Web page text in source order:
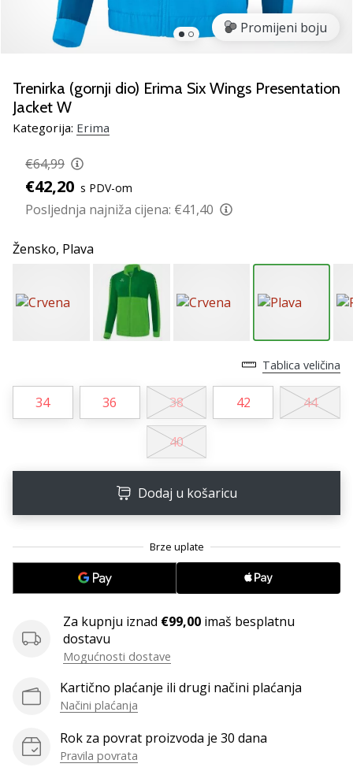
Pronađite
savršen
poklon
odbojku!
Pogledajte
naš
vodič
odaberite
obuću,
odjeću
najboljih
tržištu.
1 min. čitanja
Postani
brenda
odbojku
odbojku
se
ambasador.
Prikaži
Promijeni boju
Trenirka (gornji dio) Erima Six Wings Presentation
Jacket W
Kategorija: Erima
€64,99
€42,20 s PDV-om
Posljednja najniža cijena: €41,40
Žensko, Plava
Tablica veličina
34 36 38 42 44
40
Dodaj u košaricu
Za kupnju iznad €99,00 imaš besplatnu
dostavu
Mogućnosti dostave
Kartično plaćanje ili drugi načini plaćanja
Načini plaćanja
Rok za povrat proizvoda je 30 dana
Pravila povrata